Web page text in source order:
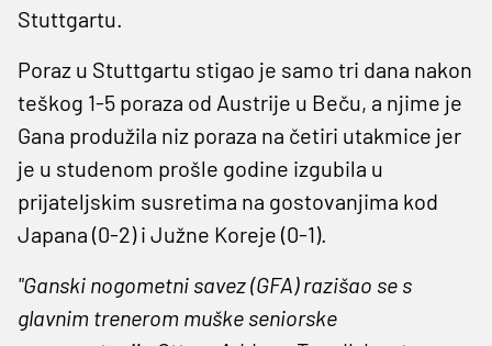
Stuttgartu.
Poraz u Stuttgartu stigao je samo tri dana nakon
teškog 1-5 poraza od Austrije u Beču, a njime je
Gana produžila niz poraza na četiri utakmice jer
je u studenom prošle godine izgubila u
prijateljskim susretima na gostovanjima kod
Japana (0-2) i Južne Koreje (0-1).
"Ganski nogometni savez (GFA) razišao se s
glavnim trenerom muške seniorske